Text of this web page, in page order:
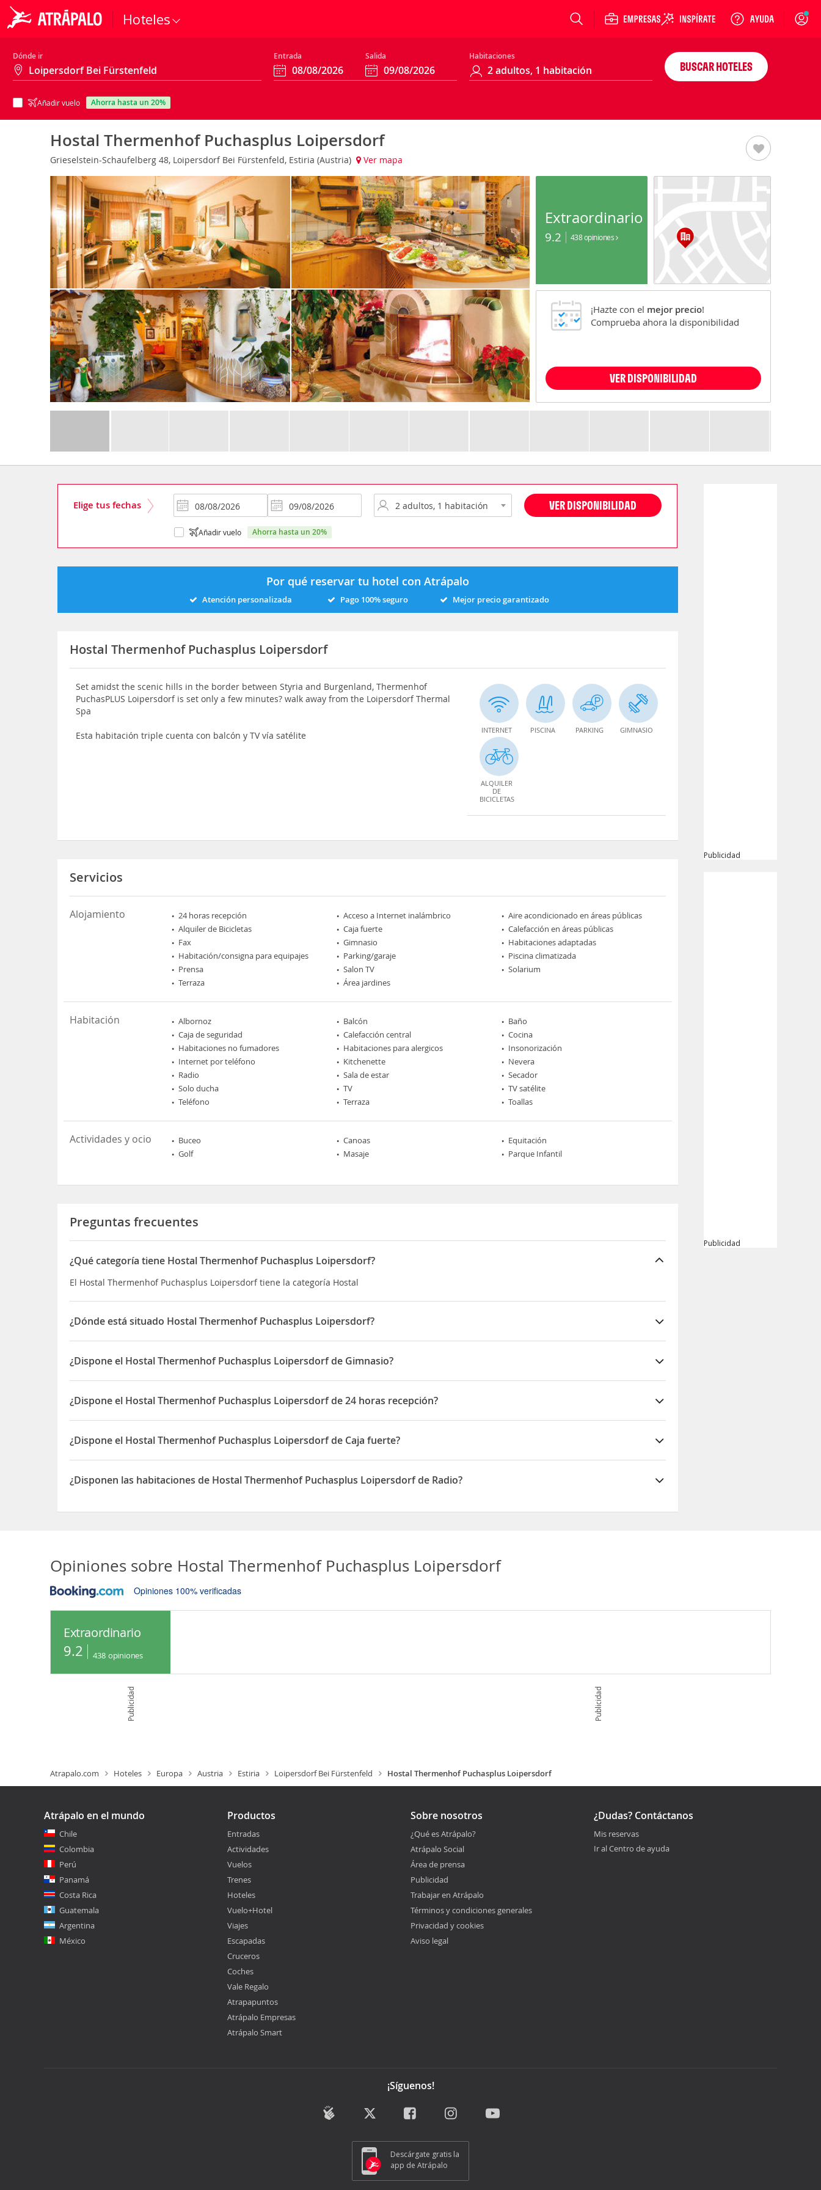
Hoteles Login
Dónde ir Entrada Salida Habitaciones
Añadir vuelo ahorra hasta un 20%
BUSCAR HOTELES
Hostal Thermenhof Puchasplus Loipersdorf
Grieselstein-Schaufelberg 48, Loipersdorf Bei Fürstenfeld, Estiria (Austria) Ver mapa
Extraordinario
9.2 438 opiniones
¡Hazte con el mejor precio!
Comprueba ahora la disponibilidad
VER DISPONIBILIDAD
Elige tus fechas VER DISPONIBILIDAD
Añadir vuelo ahorra hasta un 20%
Por qué reservar tu hotel con Atrápalo
Atención personalizada Pago 100% seguro Mejor precio garantizado
Hostal Thermenhof Puchasplus Loipersdorf
Set amidst the scenic hills in the border between Styria and Burgenland, Thermenhof
PuchasPLUS Loipersdorf is set only a few minutes? walk away from the Loipersdorf Thermal
Spa
Esta habitación triple cuenta con balcón y TV vía satélite INTERNET PISCINA PARKING GIMNASIO
ALQUILER
DE
BICICLETAS
Servicios
Alojamiento 24 horas recepción Acceso a Internet inalámbrico
Aire acondicionado en áreas públicas
Alquiler de Bicicletas
Caja fuerte
Calefacción en áreas públicas
Fax
Gimnasio
Habitaciones adaptadas
Habitación/consigna para equipajes
Parking/garaje
Piscina climatizada
Prensa
Salon TV
Solarium
Terraza
Área jardines
Habitación Albornoz Balcón
Baño
Caja de seguridad
Calefacción central
Cocina
Habitaciones no fumadores
Habitaciones para alergicos
Insonorización
Internet por teléfono
Kitchenette
Nevera
Radio
Sala de estar
Secador
Solo ducha
TV
TV satélite
Teléfono
Terraza Toallas
Actividades y ocio Buceo Canoas
Equitación
Golf
Masaje Parque Infantil
Preguntas frecuentes
¿Qué categoría tiene Hostal Thermenhof Puchasplus Loipersdorf?
El Hostal Thermenhof Puchasplus Loipersdorf tiene la categoría Hostal
¿Dónde está situado Hostal Thermenhof Puchasplus Loipersdorf?
El Hostal Thermenhof Puchasplus Loipersdorf está situado en Grieselstein-Schaufelberg 48
¿Dispone el Hostal Thermenhof Puchasplus Loipersdorf de Gimnasio?
Sí, el Hostal Thermenhof Puchasplus Loipersdorf dispone de Gimnasio
¿Dispone el Hostal Thermenhof Puchasplus Loipersdorf de 24 horas recepción?
Sí, el Hostal Thermenhof Puchasplus Loipersdorf dispone de 24 horas recepción
¿Dispone el Hostal Thermenhof Puchasplus Loipersdorf de Caja fuerte?
Sí, el Hostal Thermenhof Puchasplus Loipersdorf dispone de Caja fuerte
¿Disponen las habitaciones de Hostal Thermenhof Puchasplus Loipersdorf de Radio?
Publicidad
Publicidad
Opiniones sobre Hostal Thermenhof Puchasplus Loipersdorf
Opiniones 100% verificadas
Extraordinario
9.2 438 opiniones
Publicidad Publicidad
Atrapalo.com Hoteles Europa Austria Estiria Loipersdorf Bei Fürstenfeld Hostal Thermenhof Puchasplus Loipersdorf
Atrápalo en el mundo
Chile
Colombia
Perú
Panamá
Costa Rica
Guatemala
Argentina
México
Productos
Entradas
Actividades
Vuelos
Trenes
Hoteles
Vuelo+Hotel
Viajes
Escapadas
Cruceros
Coches
Vale Regalo
Atrapapuntos
Atrápalo Empresas
Atrápalo Smart
Sobre nosotros
¿Qué es Atrápalo?
Atrápalo Social
Área de prensa
Publicidad
Trabajar en Atrápalo
Términos y condiciones generales
Privacidad y cookies
Aviso legal
¿Dudas? Contáctanos
Mis reservas
Ir al Centro de ayuda
¡Síguenos!
Descárgate gratis la
app de Atrápalo